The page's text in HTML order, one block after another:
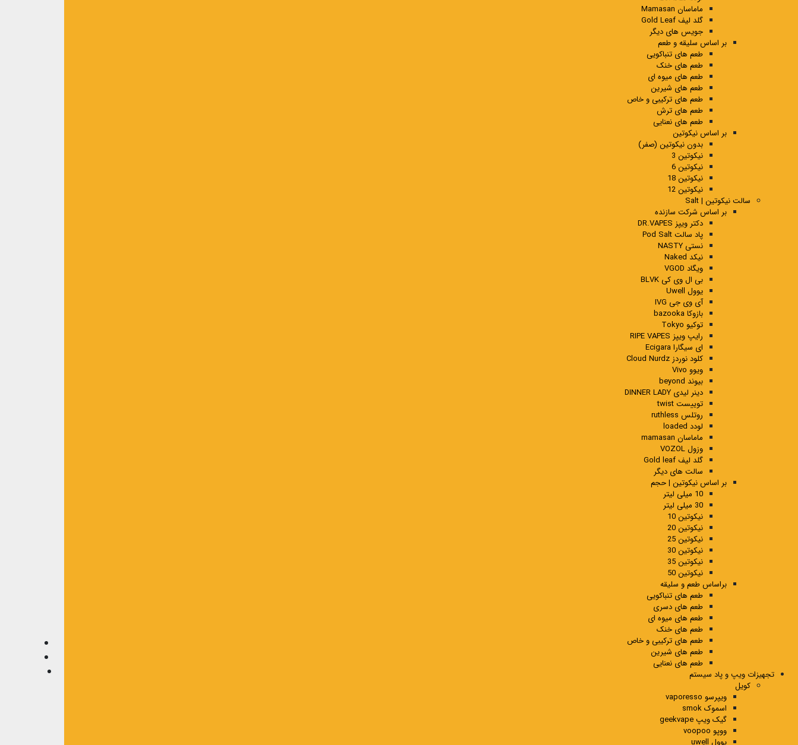
ماماسان Mamasan
گلد لیف Gold Leaf
جویس های دیگر
بر اساس سلیقه و طعم
طعم های تنباکویی
طعم های خنک
طعم های میوه ای
طعم های شیرین
طعم های ترکیبی و خاص
طعم های ترش
طعم های نعنایی
بر اساس نیکوتین
بدون نیکوتین (صفر)
نیکوتین 3
نیکوتین 6
نیکوتین 18
نیکوتین 12
سالت نیکوتین | Salt
بر اساس شرکت سازنده
دکتر ویپز DR.VAPES
پاد سالت Pod Salt
نستی NASTY
نیکد Naked
ویگاد VGOD
بی ال وی کی BLVK
یوول Uwell
آی وی جی IVG
بازوکا bazooka
توکیو Tokyo
رایپ ویپز RIPE VAPES
ای سیگارا Ecigara
کلود نوردز Cloud Nurdz
ویوو Vivo
بیوند beyond
دینر لیدی DINNER LADY
توییست twist
روتلس ruthless
لودد loaded
ماماسان mamasan
وزول VOZOL
گلد لیف Gold leaf
سالت های دیگر
بر اساس نیکوتین | حجم
10 میلی لیتر
30 میلی لیتر
نیکوتین 10
نیکوتین 20
نیکوتین 25
نیکوتین 30
نیکوتین 35
نیکوتین 50
براساس طعم و سلیقه
طعم های تنباکویی
طعم های دسری
طعم های میوه ای
طعم های خنک
طعم های ترکیبی و خاص
طعم های شیرین
طعم های نعنایی
تجهیزات ویپ و پاد سیستم
کویل
ویپرسو vaporesso
اسموک smok
گیک ویپ geekvape
ووپو voopoo
یوول uwell